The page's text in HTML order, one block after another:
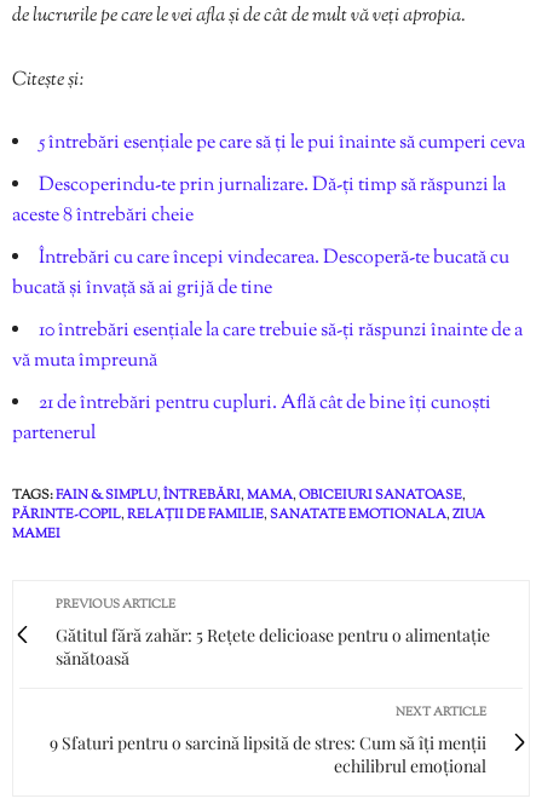
de lucrurile pe care le vei afla și de cât de mult vă veți apropia.
Citește și:
5 întrebări esențiale pe care să ți le pui înainte să cumperi ceva
Descoperindu-te prin jurnalizare. Dă-ți timp să răspunzi la
aceste 8 întrebări cheie
Întrebări cu care începi vindecarea. Descoperă-te bucată cu
bucată și învață să ai grijă de tine
10 întrebări esențiale la care trebuie să-ți răspunzi înainte de a
vă muta împreună
21 de întrebări pentru cupluri. Află cât de bine îți cunoști
partenerul
TAGS:FAIN & SIMPLU,ÎNTREBĂRI,MAMA,OBICEIURI SANATOASE,
PĂRINTE-COPIL,RELAȚII DE FAMILIE,SANATATE EMOTIONALA,ZIUA
MAMEI
PREVIOUS ARTICLE
Gătitul fără zahăr: 5 Rețete delicioase pentru o alimentație
sănătoasă
NEXT ARTICLE
9 Sfaturi pentru o sarcină lipsită de stres: Cum să îți menții
echilibrul emoțional